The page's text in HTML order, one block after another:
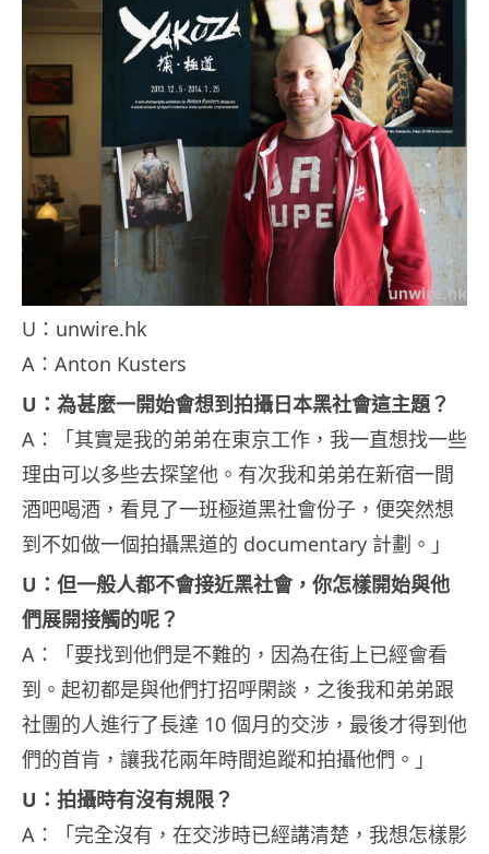
U：unwire.hk
A：Anton Kusters
U：為甚麼一開始會想到拍攝日本黑社會這主題？
A：「其實是我的弟弟在東京工作，我一直想找一些
理由可以多些去探望他。有次我和弟弟在新宿一間
酒吧喝酒，看見了一班極道黑社會份子，便突然想
到不如做一個拍攝黑道的 documentary 計劃。」
U：但一般人都不會接近黑社會，你怎樣開始與他
們展開接觸的呢？
A：「要找到他們是不難的，因為在街上已經會看
到。起初都是與他們打招呼閑談，之後我和弟弟跟
社團的人進行了長達 10 個月的交涉，最後才得到他
們的首肯，讓我花兩年時間追蹤和拍攝他們。」
U：拍攝時有沒有規限？
A：「完全沒有，在交涉時已經講清楚，我想怎樣影